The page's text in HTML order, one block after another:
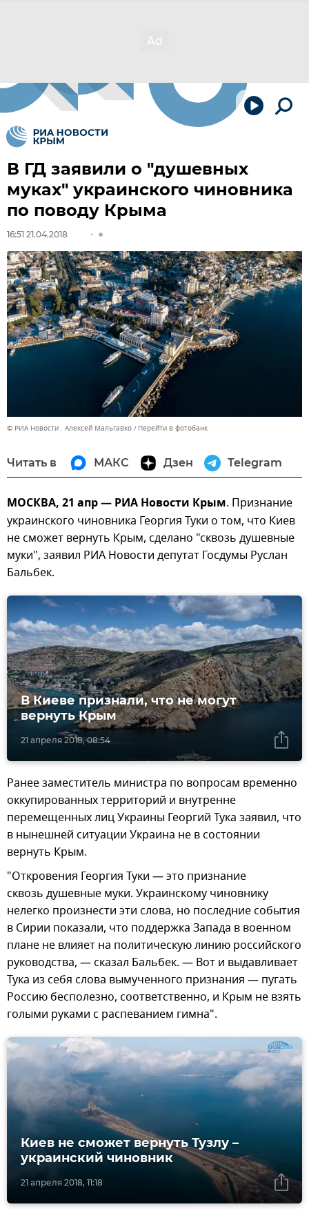
В ГД заявили о "душевных
муках" украинского чиновника
по поводу Крыма
16:51 21.04.2018
© РИА Новости . Алексей Мальгавко Перейти в фотобанк
Читать в МАКС Дзен Telegram
МОСКВА, 21 апр — РИА Новости Крым. Признание
украинского чиновника Георгия Туки о том, что Киев
не сможет вернуть Крым, сделано "сквозь душевные
муки", заявил РИА Новости депутат Госдумы Руслан
Бальбек.
21 апреля 2018, 08:54
В Киеве признали, что не могут
вернуть Крым
Ранее заместитель министра по вопросам временно
оккупированных территорий и внутренне
перемещенных лиц Украины Георгий Тука заявил, что
в нынешней ситуации Украина не в состоянии
вернуть Крым.
"Откровения Георгия Туки — это признание
сквозь душевные муки. Украинскому чиновнику
нелегко произнести эти слова, но последние события
в Сирии показали, что поддержка Запада в военном
плане не влияет на политическую линию российского
руководства, — сказал Бальбек. — Вот и выдавливает
Тука из себя слова вымученного признания — пугать
Россию бесполезно, соответственно, и Крым не взять
голыми руками с распеванием гимна".
21 апреля 2018, 11:18
Киев не сможет вернуть Тузлу –
украинский чиновник